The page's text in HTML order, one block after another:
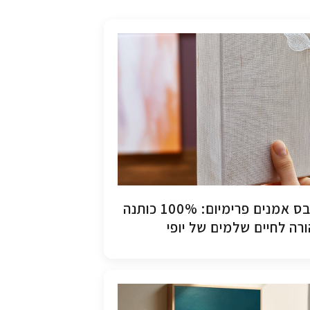
קנבס אמנים פרימיום: 100% כותנה
לחיים שלמים של יופי